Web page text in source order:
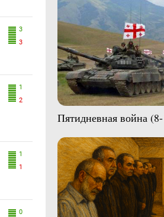
3
3
1
2
1
1
0
Пятидневная война (8-